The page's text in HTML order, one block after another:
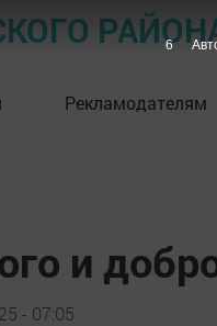
Рекламодателям
и
- 07:05
5